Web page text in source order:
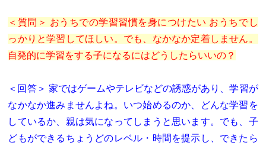
＜質問＞ おうちでの学習習慣を身につけたい おうちでし
っかりと学習してほしい。でも、なかなか定着しません。
自発的に学習をする子になるにはどうしたらいいの？
＜回答＞ 家ではゲームやテレビなどの誘惑があり、学習が
なかなか進みませんよね。いつ始めるのか、どんな学習を
しているか、親は気になってしまうと思います。でも、子
どもができるちょうどのレベル・時間を提示し、できたら